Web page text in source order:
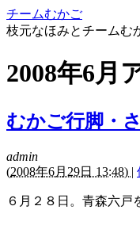
チームむかご
枝元なほみとチームむ
2008年6月
むかご行脚・
admin
(2008年6月29日 13:48) |
６月２８日。青森六戸